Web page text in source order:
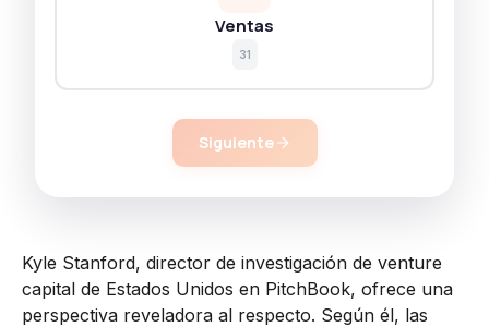
Ventas
31
Siguiente
Kyle Stanford, director de investigación de venture
capital de Estados Unidos en PitchBook, ofrece una
perspectiva reveladora al respecto. Según él, las